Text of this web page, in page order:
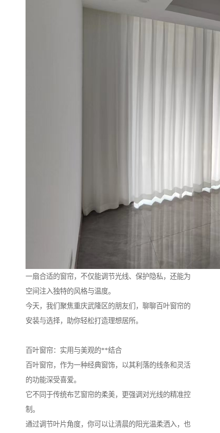
一扇合适的窗帘，不仅能调节光线、保护隐私，还能为
空间注入独特的风格与温度。
今天，我们聚焦重庆武隆区的朋友们，聊聊百叶窗帘的
安装与选择，助你轻松打造理想居所。
百叶窗帘：实用与美观的**结合
百叶窗帘，作为一种经典窗饰，以其利落的线条和灵活
的功能深受喜爱。
它不同于传统布艺窗帘的柔美，更强调对光线的精准控
制。
通过调节叶片角度，你可以让清晨的阳光温柔洒入，也